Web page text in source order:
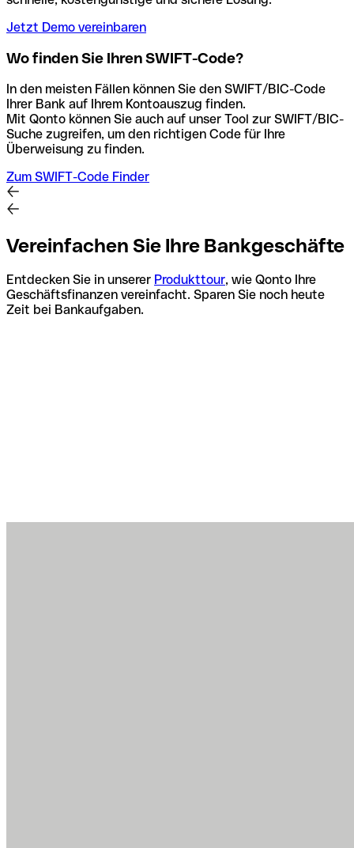
Jetzt Demo vereinbaren
Wo finden Sie Ihren SWIFT-Code?
In den meisten Fällen können Sie den SWIFT/BIC-Code
Ihrer Bank auf Ihrem Kontoauszug finden.
Mit Qonto können Sie auch auf unser Tool zur SWIFT/BIC-
Suche zugreifen, um den richtigen Code für Ihre
Überweisung zu finden.
Zum SWIFT-Code Finder
Vereinfachen Sie Ihre Bankgeschäfte
Entdecken Sie in unserer Produkttour, wie Qonto Ihre
Geschäftsfinanzen vereinfacht. Sparen Sie noch heute
Zeit bei Bankaufgaben.